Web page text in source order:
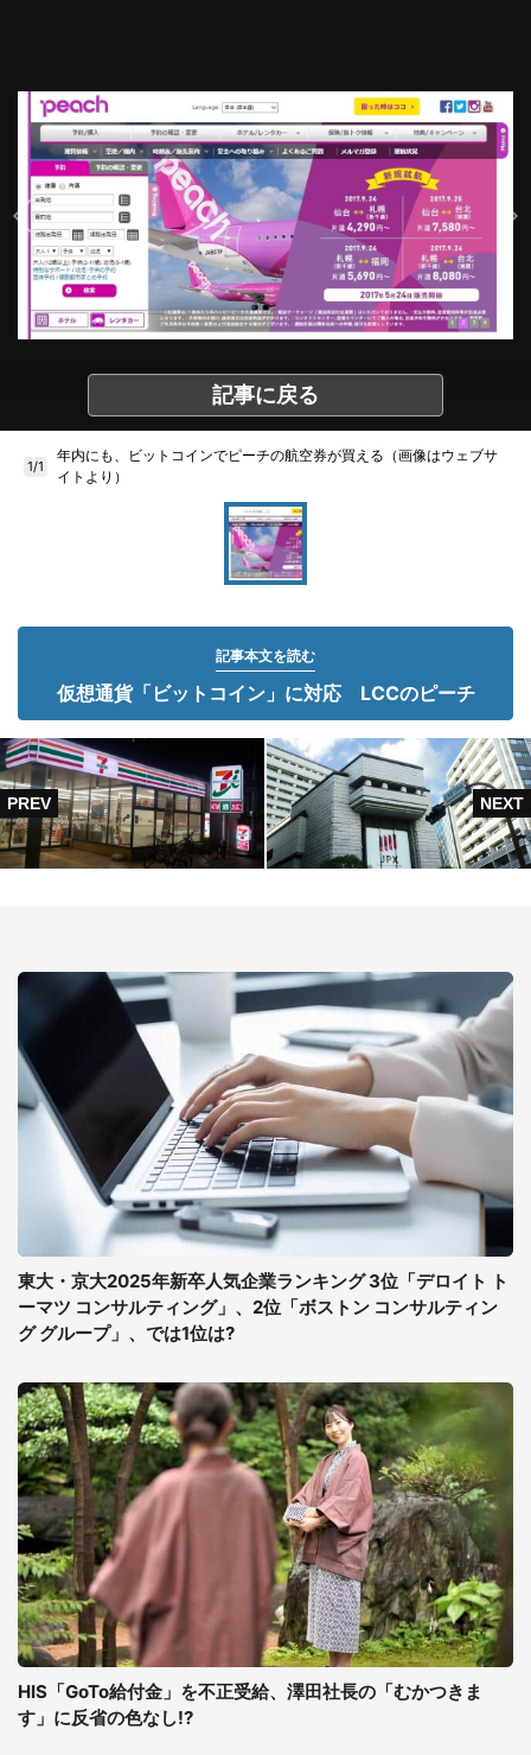
記事に戻る
1/1
年内にも、ビットコインでピーチの航空券が買える（画像はウェブサ
イトより）
記事本文を読む
仮想通貨「ビットコイン」に対応 LCCのピーチ
東大・京大2025年新卒人気企業ランキング 3位「デロイト ト
ーマツ コンサルティング」、2位「ボストン コンサルティン
グ グループ」、では1位は?
HIS「GoTo給付金」を不正受給、澤田社長の「むかつきま
す」に反省の色なし!?